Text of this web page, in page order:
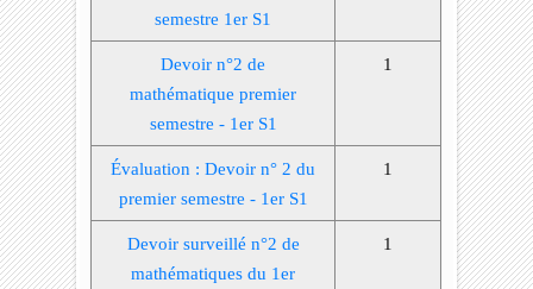
semestre 1er S1
Devoir n°2 de
mathématique premier
semestre - 1er S1
1
Évaluation : Devoir n° 2 du
premier semestre - 1er S1
1
Devoir surveillé n°2 de
mathématiques du 1er
1